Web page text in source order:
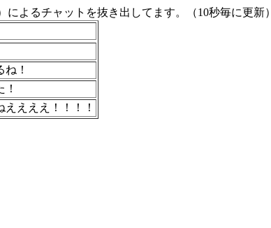
よるチャットを抜き出してます。（10秒毎に更新）
！
えええ！！！！